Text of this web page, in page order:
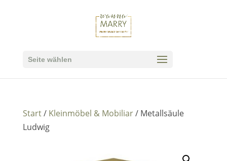
Seite wählen
Start/ Kleinmöbel & Mobiliar/ Metallsäule
Ludwig